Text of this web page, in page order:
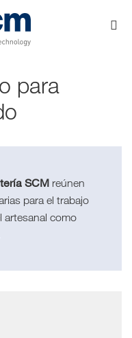
para
SCMreúnen
para el trabajo
artesanal como